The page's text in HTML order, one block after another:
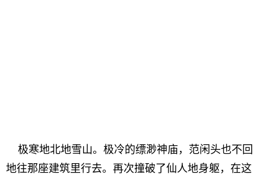
极寒地北地雪山。极冷的缥渺神庙，范闲头也不回
地往那座建筑里行去。再次撞破了仙人地身躯，在这